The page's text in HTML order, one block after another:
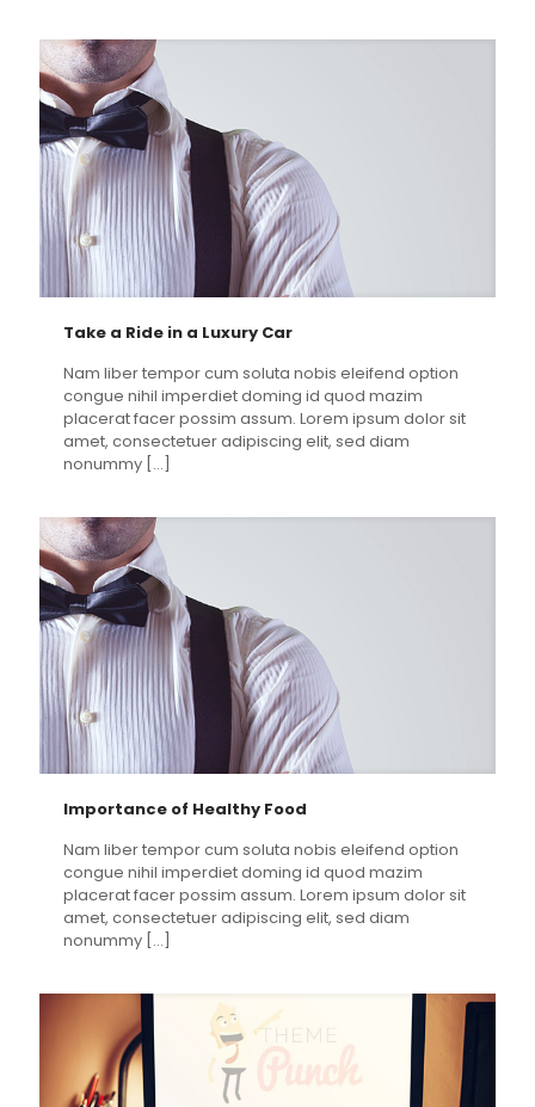
Take a Ride in a Luxury Car
Nam liber tempor cum soluta nobis eleifend option
congue nihil imperdiet doming id quod mazim
placerat facer possim assum. Lorem ipsum dolor sit
amet, consectetuer adipiscing elit, sed diam
nonummy […]
Importance of Healthy Food
Nam liber tempor cum soluta nobis eleifend option
congue nihil imperdiet doming id quod mazim
placerat facer possim assum. Lorem ipsum dolor sit
amet, consectetuer adipiscing elit, sed diam
nonummy […]